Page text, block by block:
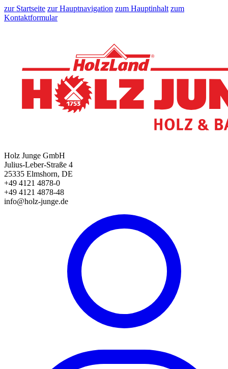
zur Startseite zur Hauptnavigation zum Hauptinhalt zum
Kontaktformular
Holz Junge GmbH
Julius-Leber-Straße 4
25335 Elmshorn, DE
+49 4121 4878-0
+49 4121 4878-48
info@holz-junge.de